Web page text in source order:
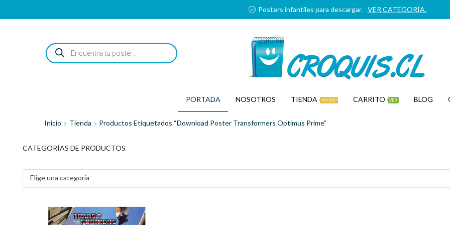
Posters infantiles para descargar. VER CATEGORÍA.
ENCUENTRA
TU
POSTER...
PORTADA NOSOTROS TIENDA NUEVO CARRITO VER BLOG
Inicio Tienda Productos Etiquetados “download Poster Transformers Optimus Prime”
CATEGORÍAS DE PRODUCTOS
Elige una categoría